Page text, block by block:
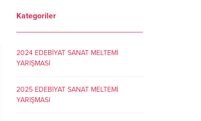
Kategoriler
2024 EDEBİYAT SANAT MELTEMİ
YARIŞMASI
2025 EDEBİYAT SANAT MELTEMİ
YARIŞMASI